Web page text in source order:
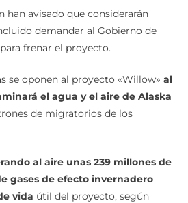
han avisado que considerarán
demandar al Gobierno de
frenar el proyecto.
se oponen al proyecto «Willow» al
el agua y el aire de Alaska
de migratorios de los
al aire unas 239 millones de
gases de efecto invernadero
vida útil del proyecto, según